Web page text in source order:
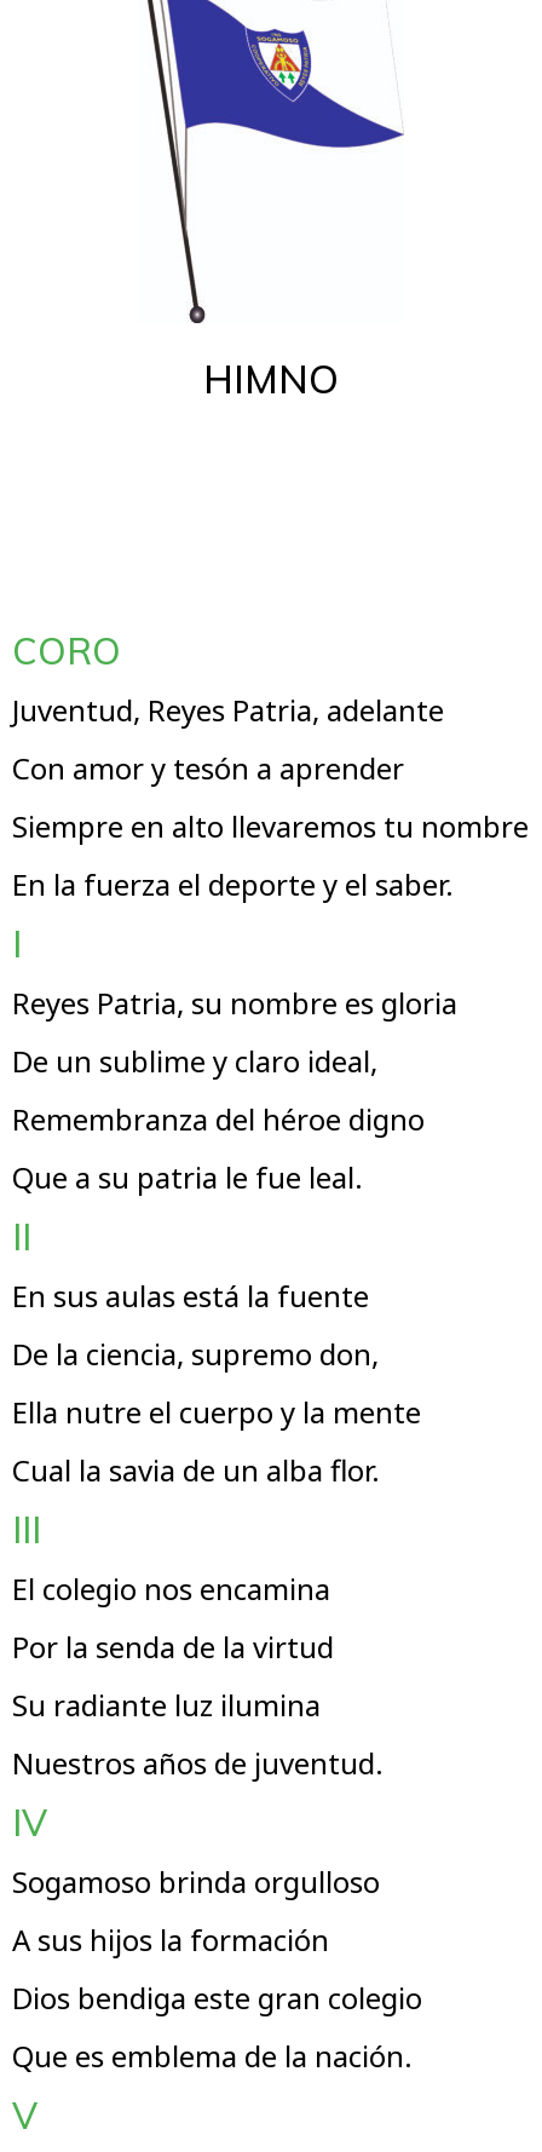
HIMNO
CORO
Juventud, Reyes Patria, adelante
Con amor y tesón a aprender
Siempre en alto llevaremos tu nombre
En la fuerza el deporte y el saber.
I
Reyes Patria, su nombre es gloria
De un sublime y claro ideal,
Remembranza del héroe digno
Que a su patria le fue leal.
II
En sus aulas está la fuente
De la ciencia, supremo don,
Ella nutre el cuerpo y la mente
Cual la savia de un alba flor.
III
El colegio nos encamina
Por la senda de la virtud
Su radiante luz ilumina
Nuestros años de juventud.
IV
Sogamoso brinda orgulloso
A sus hijos la formación
Dios bendiga este gran colegio
Que es emblema de la nación.
V